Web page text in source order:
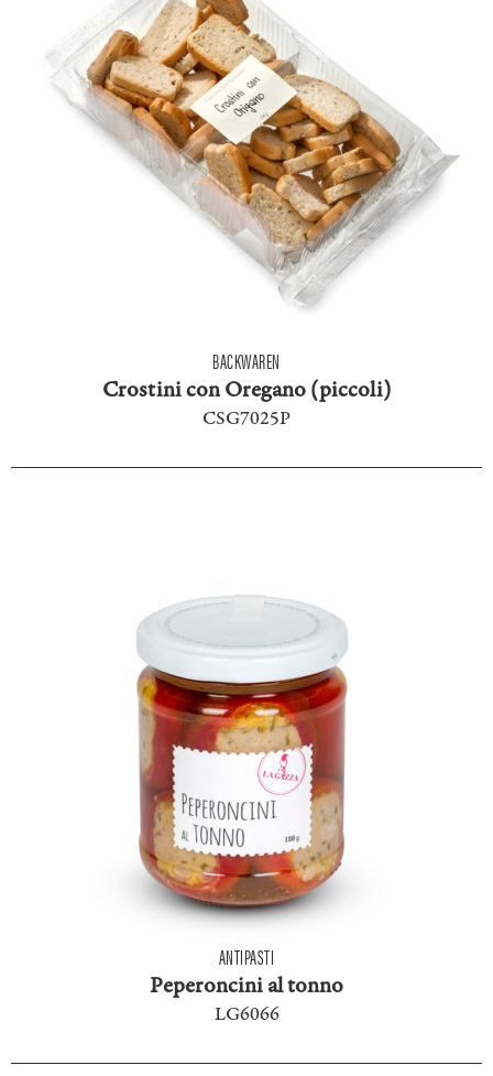
BACKWAREN
Crostini con Oregano (piccoli)
CSG7025P
ANTIPASTI
Peperoncini al tonno
LG6066